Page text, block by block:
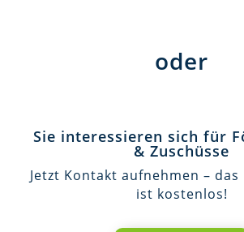
oder
Sie interessieren sich für
& Zuschüsse
Jetzt Kontakt aufnehmen –
ist kostenlos!